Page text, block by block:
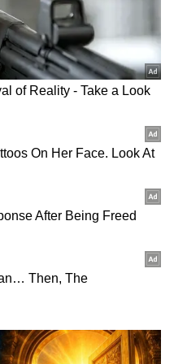
ರೈಲು ಮಾರ್ಗ,
ಭಾರತ್
ಬಹುದೊಡ್ಡ
ಬಹುದಿನಗಳ